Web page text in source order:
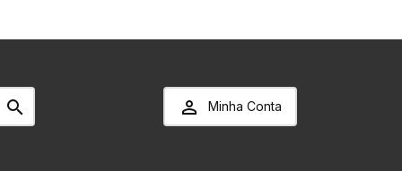
  Minha Conta